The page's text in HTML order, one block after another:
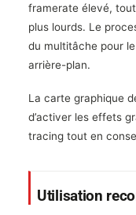
framerate élevé,
plus lourds. Le
du multitâche pour
arrière-plan.
La carte graphique
d’activer les effets
tracing tout en
Utilisation